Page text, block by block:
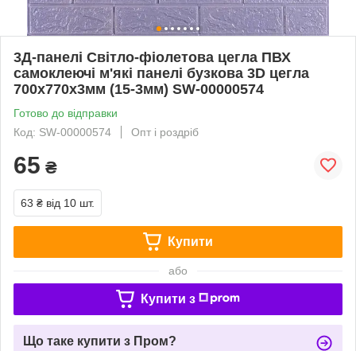
3Д-панелі Світло-фіолетова цегла ПВХ
самоклеючі м'які панелі бузкова 3D цегла
700x770x3мм (15-3мм) SW-00000574
Готово до відправки
Код: SW-00000574
Опт і роздріб
65 ₴
63 ₴ від 10 шт.
Купити
або
Купити з
Що таке купити з Пром?